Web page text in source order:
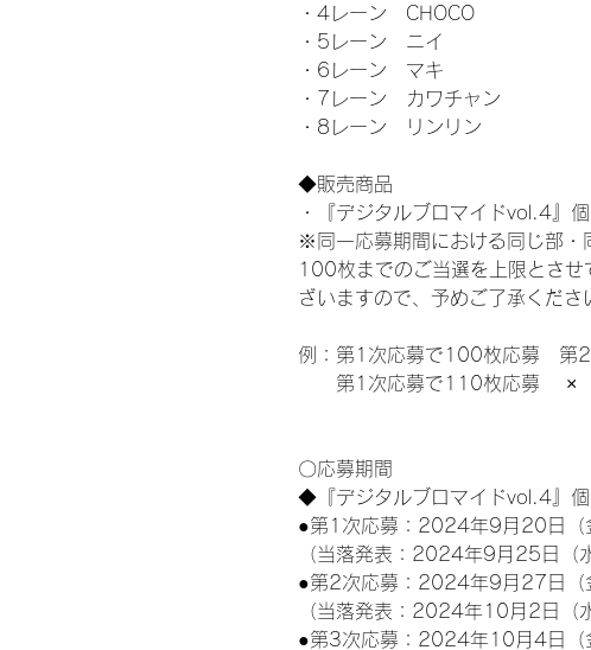
・4レーン　CHOCO
・5レーン　ニイ
・6レーン　マキ
・7レーン　カワチャン
・8レーン　リンリン
◆販売商品
・『デジタルブロマイドvol.4』
※同一応募期間における同じ部・
100枚までのご当選を上限とさせ
ざいますので、予めご了承くださ
例：第1次応募で100枚応募　第
第1次応募で110枚応募　 ×
〇応募期間
◆『デジタルブロマイドvol.4』個
●第1次応募：2024年9月20日
（当落発表：2024年9月25日（
●第2次応募：2024年9月27日
（当落発表：2024年10月2日（
●第3次応募：2024年10月4日